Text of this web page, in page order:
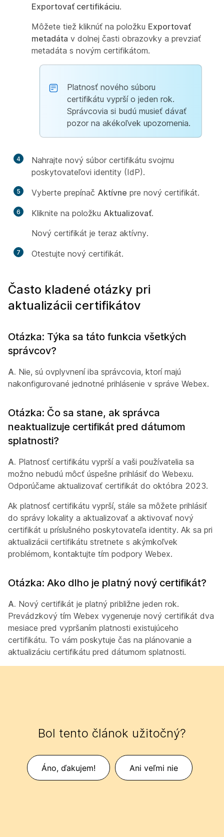
Exportovať certifikáciu.
Môžete tiež kliknúť na položku Exportovať
metadáta v dolnej časti obrazovky a prevziať
metadáta s novým certifikátom.
Platnosť nového súboru
certifikátu vyprší o jeden rok.
Správcovia si budú musieť dávať
pozor na akékoľvek upozornenia.
4
Nahrajte nový súbor certifikátu svojmu
poskytovateľovi identity (IdP).
5 Vyberte prepínač Aktívne pre nový certifikát.
6 Kliknite na položku Aktualizovať.
Nový certifikát je teraz aktívny.
7 Otestujte nový certifikát.
Často kladené otázky pri
aktualizácii certifikátov
Otázka: Týka sa táto funkcia všetkých
správcov?
A. Nie, sú ovplyvnení iba správcovia, ktorí majú
nakonfigurované jednotné prihlásenie v správe Webex.
Otázka: Čo sa stane, ak správca
neaktualizuje certifikát pred dátumom
splatnosti?
A. Platnosť certifikátu vyprší a vaši používatelia sa
možno nebudú môcť úspešne prihlásiť do Webexu.
Odporúčame aktualizovať certifikát do októbra 2023.
Ak platnosť certifikátu vyprší, stále sa môžete prihlásiť
do správy lokality a aktualizovať a aktivovať nový
certifikát u príslušného poskytovateľa identity. Ak sa pri
aktualizácii certifikátu stretnete s akýmkoľvek
problémom, kontaktujte tím podpory Webex.
Otázka: Ako dlho je platný nový certifikát?
A. Nový certifikát je platný približne jeden rok.
Prevádzkový tím Webex vygeneruje nový certifikát dva
mesiace pred vypršaním platnosti existujúceho
certifikátu. To vám poskytuje čas na plánovanie a
aktualizáciu certifikátu pred dátumom splatnosti.
Bol tento článok užitočný?
Áno, ďakujem! Ani veľmi nie